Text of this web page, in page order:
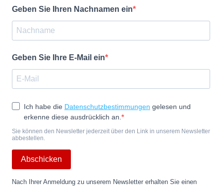
Geben Sie Ihren Nachnamen ein
Geben Sie Ihre E-Mail ein
Ich habe die Datenschutzbestimmungen gelesen und
erkenne diese ausdrücklich an.
Sie können den Newsletter jederzeit über den Link in unserem Newsletter
abbestellen.
Abschicken
Nach Ihrer Anmeldung zu unserem Newsletter erhalten Sie einen